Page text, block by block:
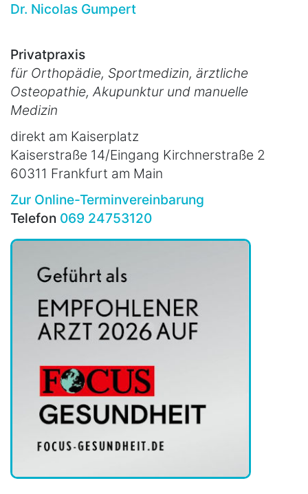
Dr. Nicolas Gumpert
Privatpraxis
für Orthopädie, Sportmedizin, ärztliche
Osteopathie, Akupunktur und manuelle
Medizin
direkt am Kaiserplatz
Kaiserstraße 14/Eingang Kirchnerstraße 2
60311 Frankfurt am Main
Zur Online-Terminvereinbarung
Telefon 069 24753120